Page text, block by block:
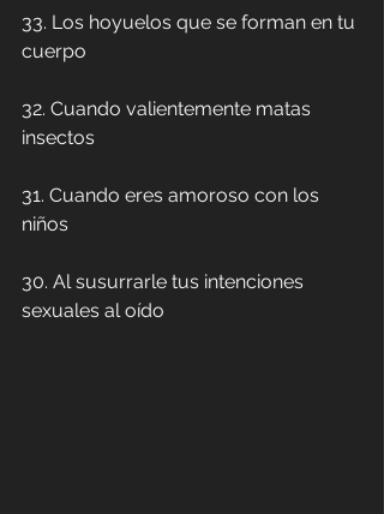
33. Los hoyuelos que se forman en tu
cuerpo
32. Cuando valientemente matas
insectos
31. Cuando eres amoroso con los
niños
30. Al susurrarle tus intenciones
sexuales al oído